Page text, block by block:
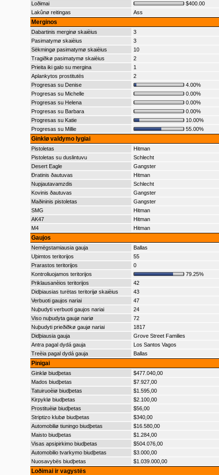
Loðimai
$400.00
Lakûnø reitingas
Ass
Merginos
Dabartinis merginø skaièius
3
Pasimatymø skaièius
3
Sëkmingø pasimatymø skaièius
10
Tragiðkø pasimatymø skaièius
2
Prieita iki galo su mergina
1
Aplankytos prostitutës
2
Progresas su Denise
4.00%
Progresas su Michelle
0.00%
Progresas su Helena
0.00%
Progresas su Barbara
0.00%
Progresas su Katie
10.00%
Progresas su Millie
55.00%
Ginklø valdymo lygiai
Pistoletas
Hitman
Pistoletas su duslintuvu
Schlecht
Desert Eagle
Gangster
Ðratinis ðautuvas
Hitman
Nupjautavamzdis
Schlecht
Kovinis ðautuvas
Gangster
Maðininis pistoletas
Gangster
SMG
Hitman
AK47
Hitman
M4
Hitman
Gaujos
Nemëgstamiausia gauja
Ballas
Uþimtos teritorijos
55
Prarastos teritorijos
0
Kontroliuojamos teritorijos
79.25%
Priklausanèios teritorijos
42
Didþiausias turëtas teritorijø skaièius
43
Verbuoti gaujos nariai
47
Nuþudyti verbuoti gaujos nariai
24
Viso nuþudyta gaujø nariø
72
Nuþudyti prieðiðkø gaujø nariai
1817
Didþiausia gauja
Grove Street Families
Antra pagal dydá gauja
Los Santos Vagos
Treèia pagal dydá gauja
Ballas
Pinigai
Ginklø biudþetas
$477.040,00
Mados biudþetas
$7.927,00
Tatuiruoèiø biudþetas
$1.595,00
Kirpyklø biudþetas
$2.100,00
Prostituèiø biudþetas
$56,00
Striptizo klubø biudþetas
$340,00
Automobiliø tiuningo biudþetas
$16.580,00
Maisto biudþetas
$1.284,00
Visas apsipirkimo biudþetas
$504.076,00
Automobilio tvarkymo biudþetas
$3.000,00
Nuosavybës biudþetas
$1.039.000,00
Loðimai ir vagystës